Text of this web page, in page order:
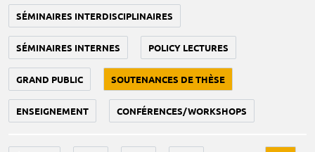
SÉMINAIRES INTERDISCIPLINAIRES
SÉMINAIRES INTERNES POLICY LECTURES
GRAND PUBLIC SOUTENANCES DE THÈSE
ENSEIGNEMENT CONFÉRENCES/WORKSHOPS